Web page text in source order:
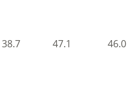
38.7 47.1 46.0